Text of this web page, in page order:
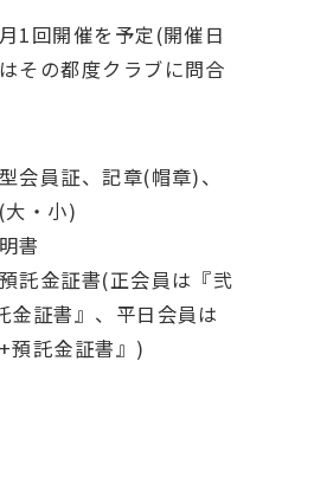
1回開催を予定(開催日
その都度クラブに問合
会員証、記章(帽章)、
・小)
書
託金証書(正会員は『弐
金証書』、平日会員は
預託金証書』)